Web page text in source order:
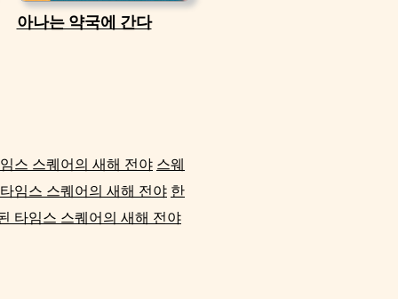
아나는 약국에 간다
스 스퀘어의 새해 전야 스웨
임스 스퀘어의 새해 전야 한
타임스 스퀘어의 새해 전야